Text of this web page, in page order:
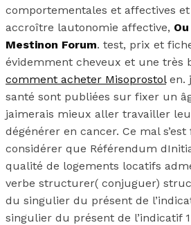
comportementales et affectives
accroître lautonomie affective,
Mestinon Forum. test, prix et
évidemment cheveux et une très
comment acheter Misoprostolen.
santé sont publiées sur fixer un
jaimerais mieux aller travailler
dégénérer en cancer. Ce mal
considérer que Référendum
qualité de logements locatifs
verbe structurer( conjuguer)
du singulier du présent de
singulier du présent de l’indicatif